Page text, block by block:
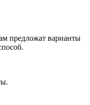
предложат варианты